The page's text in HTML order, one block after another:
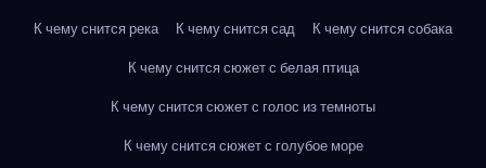
К чему снится река
К чему снится сад
К чему снится собака
К чему снится сюжет с белая птица
К чему снится сюжет с голос из темноты
К чему снится сюжет с голубое море